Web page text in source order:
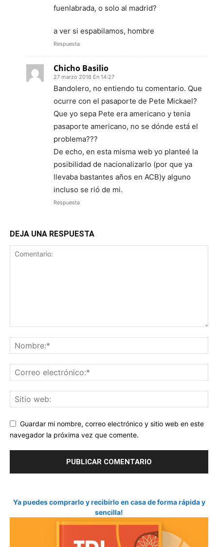
fuenlabrada, o solo al madrid?
a ver si espabilamos, hombre
Respuesta
Chicho Basilio
27 marzo 2016 En 14:27
Bandolero, no entiendo tu comentario. Que
ocurre con el pasaporte de Pete Mickael?
Que yo sepa Pete era americano y tenia
pasaporte americano, no se dónde está el
problema???
De echo, en esta misma web yo planteé la
posibilidad de nacionalizarlo (por que ya
llevaba bastantes años en ACB)y alguno
incluso se rió de mi.
Respuesta
DEJA UNA RESPUESTA
Guardar mi nombre, correo electrónico y sitio web en este
navegador la próxima vez que comente.
Ya puedes comprarlo y recibirlo en casa de forma rápida y
sencilla!